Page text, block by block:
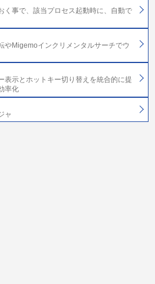
く事で、該当プロセス起動時に、自動で
やMigemoインクリメンタルサーチでウ
表示とホットキー切り替えを統合的に提
率化
ャ